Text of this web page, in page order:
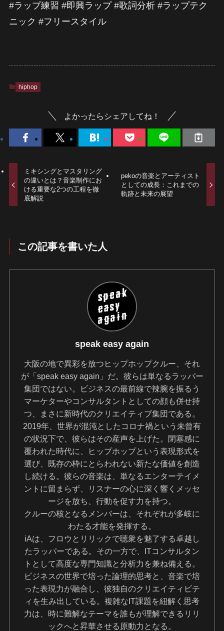
#ラップ練習 #即興ラップ #歌詞分析 #ラップテク
ニック #フリースタイル
hiphop
よかったらシェアしてね！
ミキシングとマスタリング
の違いとは？音楽制作にお
ける重要な2つの工程を徹
底解説
pekoの音楽とアーティスト
としての成長：これまでの
軌跡と未来の展望
この記事を書いた人
speak easy again
大阪の地で異彩を放つヒップホップクルー、それ
が「speak easy again」だ。彼らは単なるラッパー
集団ではない。ビジネスの最前線で辣腕を振るう
マーケターやコンサルタントとしての顔も併せ持
つ、まさに新時代のクリエイティブ集団である。
2019年、世界が混沌としたコロナ禍という未曾有
の状況下で、彼らはその産声を上げた。閉塞感に
覆われた時代に、ヒップホップという表現形式を
選び、既存の枠にとらわれない新たな価値を創造
し続ける。彼らの音楽は、単なるエンターテイメ
ントに留まらず、リスナーの心に深く響くメッセ
ージを放ち、行動を促す力を持つ。
クルーの核となるメンバーは、それぞれが多岐に
わたる才能を発揮する。
iAは、フロウとリリックで聴衆を魅了する卓越し
たラッパーである。その一方で、ITコンサルタン
トとして高度な専門知識と分析力を兼ね備える。
ビジネスの世界で培った論理的思考と、音楽で培
った表現力が融合し、彼独自のクリエイティビテ
ィを生み出している。複雑なIT課題を紐解く思考
力は、時に難解なテーマを誰もが理解できるリリ
ックへと昇華させる原動力となる。